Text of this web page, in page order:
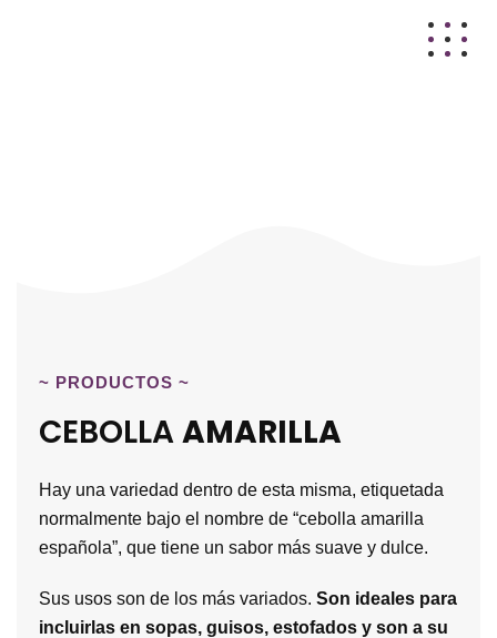
~ PRODUCTOS ~
AMARILLA
CEBOLLAAMARILLA
Hay una variedad dentro de esta misma, etiquetada
normalmente bajo el nombre de “cebolla amarilla
española”, que tiene un sabor más suave y dulce.
Sus usos son de los más variados. Son ideales para
incluirlas en sopas, guisos, estofados y son a su